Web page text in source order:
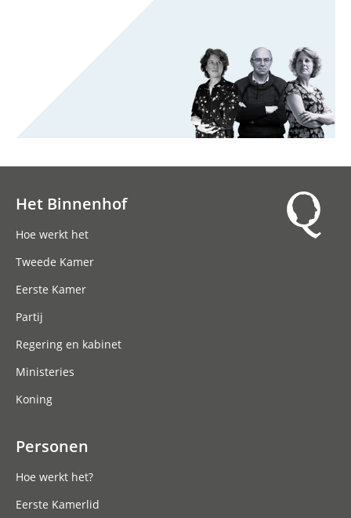
Het Binnenhof
Hoe werkt het
Tweede Kamer
Eerste Kamer
Partij
Regering en kabinet
Ministeries
Koning
Personen
Hoe werkt het?
Eerste Kamerlid